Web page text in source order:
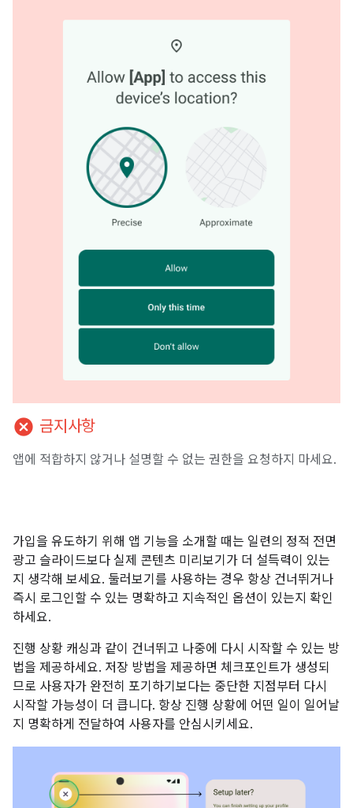
cancel 금지사항
앱에 적합하지 않거나 설명할 수 없는 권한을 요청하지 마세요.
가입을 유도하기 위해 앱 기능을 소개할 때는 일련의 정적 전면
광고 슬라이드보다 실제 콘텐츠 미리보기가 더 설득력이 있는
지 생각해 보세요. 둘러보기를 사용하는 경우 항상 건너뛰거나
즉시 로그인할 수 있는 명확하고 지속적인 옵션이 있는지 확인
하세요.
진행 상황 캐싱과 같이 건너뛰고 나중에 다시 시작할 수 있는 방
법을 제공하세요. 저장 방법을 제공하면 체크포인트가 생성되
므로 사용자가 완전히 포기하기보다는 중단한 지점부터 다시
시작할 가능성이 더 큽니다. 항상 진행 상황에 어떤 일이 일어날
지 명확하게 전달하여 사용자를 안심시키세요.